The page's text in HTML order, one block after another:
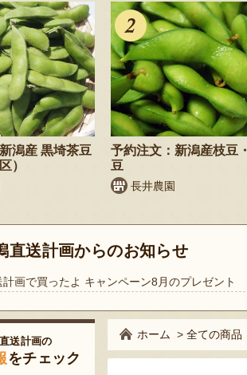
潟産 黒埼茶豆
）
予約注文：新潟産枝豆
豆
長井農園
直送計画からのお知らせ
画で買ったよ キャンペーン8月のプレゼント
ホーム > 全ての商品
送計画の
をチェック